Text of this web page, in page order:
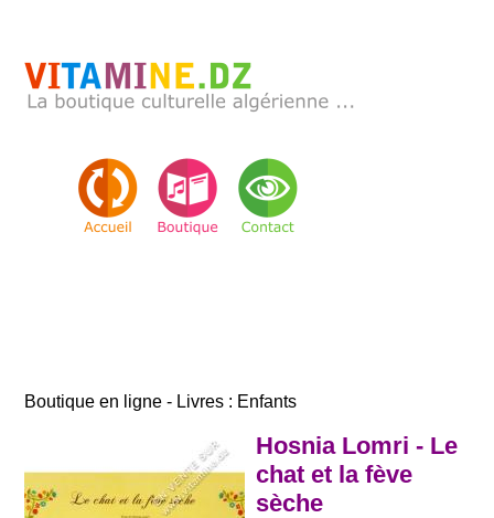
Boutique en ligne - Livres : Enfants
Hosnia Lomri - Le
chat et la fève
sèche